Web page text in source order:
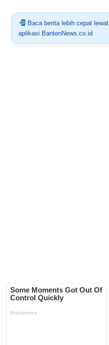
Baca berita lebih cepat lewat
aplikasi BantenNews.co.id